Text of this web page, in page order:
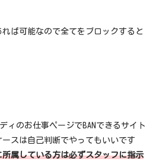
ば可能なので全てをブロックすると
ィのお仕事ページでBANできるサイト
スは自己判断でやってもいいです
属している方は必ずスタッフに指示